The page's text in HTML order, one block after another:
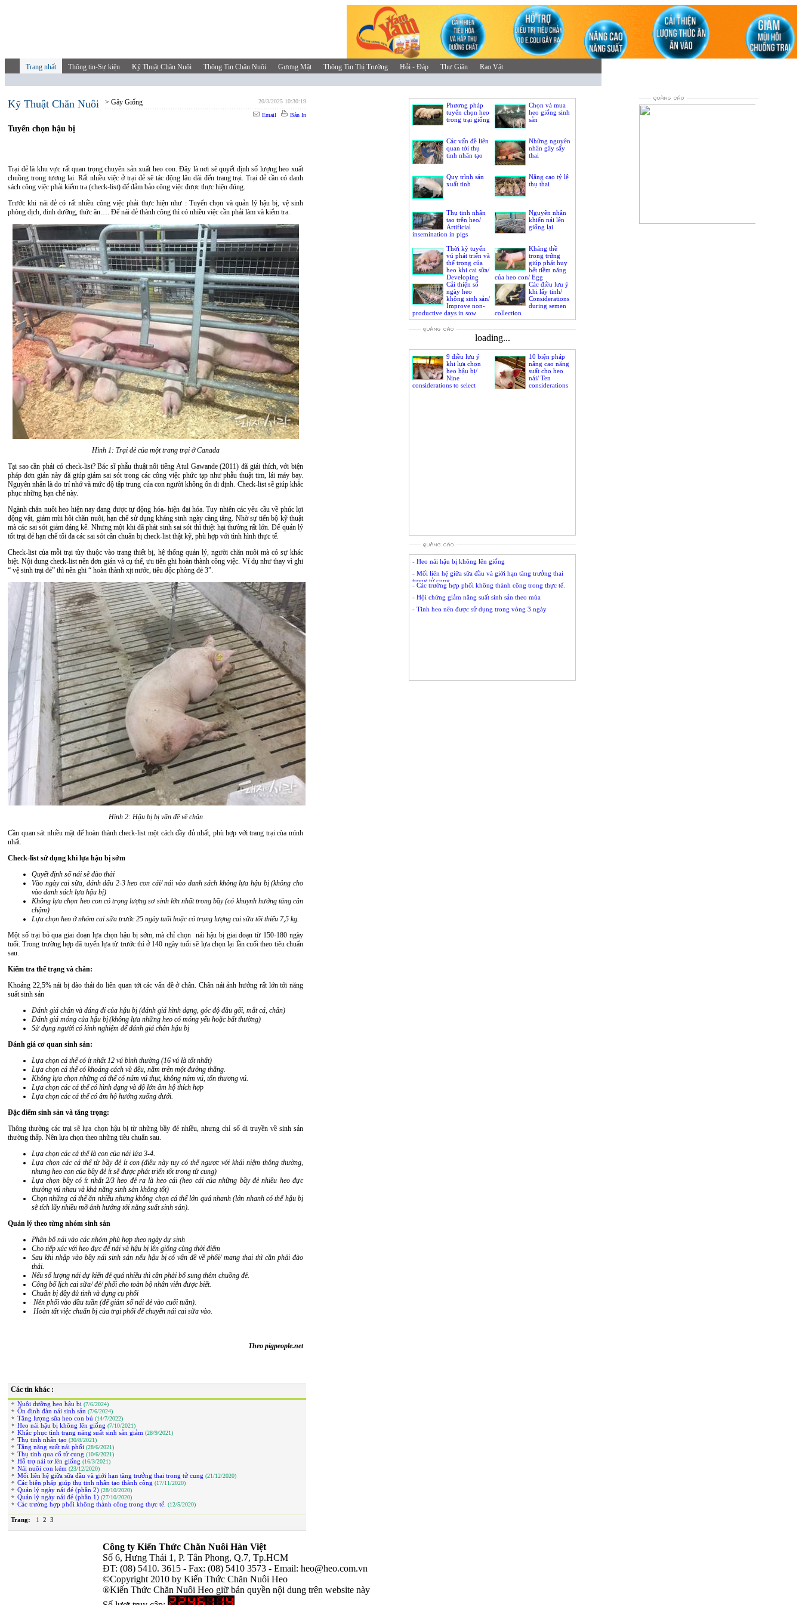
Trang nhất Thông tin-Sự kiện Kỹ Thuật Chăn Nuôi Thông Tin Chăn Nuôi Gương Mặt Thông Tin Thị Trường Hỏi - Đáp Thư Giãn Rao Vặt
Kỹ Thuật Chăn Nuôi > Gây Giống 20/3/2025 10:30:19
Email Bản In
Tuyển chọn hậu bị
Trại đẻ là khu vực rất quan trọng chuyên sản xuất heo con. Đây là nơi sẽ quyết định số lượng heo xuất
chuồng trong tương lai. Rất nhiều việc ở trại đẻ sẽ tác động lâu dài đến trang trại. Trại đẻ cần có danh
sách công việc phải kiểm tra (check-list) để đảm bảo công việc được thực hiện đúng.
Trước khi nái đẻ có rất nhiều công việc phải thực hiện như : Tuyển chọn và quản lý hậu bị, vệ sinh
phòng dịch, dinh dưỡng, thức ăn…. Để nái đẻ thành công thì có nhiều việc cần phải làm và kiểm tra.
Hình 1: Trại đẻ của một trang trại ở Canada
Tại sao cần phải có check-list? Bác sĩ phẫu thuật nổi tiếng Atul Gawande (2011) đã giải thích, với biện
pháp đơn giản này đã giúp giảm sai sót trong các công việc phức tạp như phẫu thuật tim, lái máy bay.
Nguyên nhân là do trí nhớ và mức độ tập trung của con người không ổn đi định. Check-list sẽ giúp khắc
phục những hạn chế này.
Ngành chăn nuôi heo hiện nay đang được tự động hóa- hiện đại hóa. Tuy nhiên các yêu cầu về phúc lợi
động vật, giảm mùi hôi chăn nuôi, hạn chế sử dụng kháng sinh ngày càng tăng. Nhờ sự tiến bộ kỹ thuật
mà các sai sót giảm đáng kể. Nhưng một khi đã phát sinh sai sót thì thiệt hại thường rất lớn. Để quản lý
tốt trại đẻ hạn chế tối đa các sai sót cần chuẩn bị check-list thật kỹ, phù hợp với tình hình thực tế.
Check-list của mỗi trại tùy thuộc vào trang thiết bị, hệ thống quản lý, người chăn nuôi mà có sự khác
biệt. Nội dung check-list nên đơn giản và cụ thể, ưu tiên ghi hoàn thành công việc. Ví dụ như thay vì ghi
“ vệ sinh trại đẻ” thì nên ghi “ hoàn thành xịt nước, tiêu độc phòng đẻ 3”.
Hình 2: Hậu bị bị vấn đề về chân
Cần quan sát nhiều mặt để hoàn thành check-list một cách đầy đủ nhất, phù hợp với trang trại cùa mình
nhất.
Check-list sử dụng khi lựa hậu bị sớm
Quyết định số nái sẽ đào thải
Vào ngày cai sữa, đánh dấu 2-3 heo con cái/ nái vào danh sách không lựa hậu bị (không cho
vào danh sách lựa hậu bị)
Không lựa chọn heo con có trọng lượng sơ sinh lớn nhất trong bầy (có khuynh hướng tăng cân
chậm)
Lựa chọn heo ở nhóm cai sữa trước 25 ngày tuổi hoặc có trọng lượng cai sữa tối thiểu 7,5 kg.
Một số trại bỏ qua giai đoạn lựa chọn hậu bị sớm, mà chỉ chọn nái hậu bị giai đoạn từ 150-180 ngày
tuổi. Trong trường hợp đã tuyển lựa từ trước thì ở 140 ngày tuổi sẽ lựa chọn lại lần cuối theo tiêu chuẩn
sau.
Kiểm tra thể trạng và chân:
Khoảng 22,5% nái bị đào thải do liên quan tới các vấn đề ở chân. Chân nái ảnh hưởng rất lớn tới năng
suất sinh sản
Đánh giá chân và dáng đi của hậu bị (đánh giá hình dạng, góc độ đầu gối, mắt cá, chân)
Đánh giá móng của hậu bị(không lựa những heo có móng yếu hoặc bất thường)
Sử dụng người có kinh nghiệm để đánh giá chân hậu bị
Đánh giá cơ quan sinh sản:
Lựa chọn cá thể có ít nhất 12 vú bình thường (16 vú là tốt nhất)
Lựa chọn cá thể có khoảng cách vù đều, nằm trên một đường thẳng.
Không lựa chọn những cá thể có núm vú thụt, không núm vú, tổn thương vú.
Lựa chọn các cá thể có hình dạng và độ lớn âm hộ thích hợp
Lựa chọn các cá thể có âm hộ hướng xuống dưới.
Đặc điểm sinh sản và tăng trọng:
Thông thường các trại sẽ lựa chọn hậu bị từ những bầy đẻ nhiều, nhưng chỉ số di truyền về sinh sản
thường thấp. Nên lựa chọn theo những tiêu chuẩn sau.
Lựa chọn các cá thể là con của nái lứa 3-4.
Lựa chọn các cá thể từ bầy đẻ ít con (điều này tuy có thể ngược với khái niệm thông thường,
nhưng heo con của bầy đẻ ít sẽ được phát triển tốt trong tử cung)
Lựa chọn bầy có ít nhất 2/3 heo đẻ ra là heo cái (heo cái của những bầy đẻ nhiều heo đực
thường vú nhau và khả năng sinh sản không tốt)
Chọn những cá thể ăn nhiều nhưng không chọn cá thể lớn quá nhanh (lớn nhanh có thể hậu bị
sẽ tích lũy nhiều mỡ ảnh hưởng tới năng suất sinh sản).
Quản lý theo từng nhóm sinh sản
Phân bổ nái vào các nhóm phù hợp theo ngày dự sinh
Cho tiếp xúc với heo đực để nái và hậu bị lên giống cùng thời điểm
Sau khi nhập vào bầy nái sinh sản nếu hậu bị có vấn đề về phối/ mang thai thì cần phải đào
thải.
Nếu số lượng nái dự kiến đẻ quá nhiều thì cần phải bổ sung thêm chuồng đẻ.
Công bố lịch cai sữa/ đẻ/ phối cho toàn bộ nhân viên được biết.
Chuẩn bị đầy đủ tinh và dụng cụ phối
Nên phối vào đầu tuần (để giảm số nái đẻ vào cuối tuần).
Hoàn tất việc chuẩn bị của trại phối để chuyển nái cai sữa vào.
Theo pigpeople.net
Các tin khác :
Nuôi dưỡng heo hậu bị (7/6/2024)
Ổn định đàn nái sinh sản (7/6/2024)
Tăng lượng sữa heo con bú (14/7/2022)
Heo nái hậu bị không lên giống (7/10/2021)
Khắc phục tình trạng năng suất sinh sản giảm (28/9/2021)
Thụ tinh nhân tạo (30/8/2021)
Tăng năng suất nái phối (28/6/2021)
Thụ tinh qua cổ tử cung (10/6/2021)
Hỗ trợ nái tơ lên giống (16/3/2021)
Nái nuôi con kém (23/12/2020)
Mối liên hệ giữa sữa đầu và giới hạn tăng trưởng thai trong tử cung (21/12/2020)
Các biện pháp giúp thụ tinh nhân tạo thành công (17/11/2020)
Quản lý ngày nái đẻ (phần 2) (28/10/2020)
Quản lý ngày nái đẻ (phần 1) (27/10/2020)
Các trường hợp phối không thành công trong thực tế. (12/5/2020)
Trang: 1 2 3
Chọn và mua
heo giống sinh
sản
Phương pháp
tuyển chọn heo
trong trại giống
Những nguyên
nhân gây sẩy
thai
Các vấn đề liên
quan tới thụ
tinh nhân tạo
Nâng cao tỷ lệ
thụ thai
Quy trình sản
xuất tinh
Nguyên nhân
khiến nái lên
giống lại
Thụ tinh nhân
tạo trên heo/
Artificial
insemination in pigs
Kháng thề
trong trứng
giúp phát huy
hết tiềm năng
của heo con/ Egg
immunoglobulin help piglet
achieve fully potential
Thời kỳ tuyến
vú phát triển và
thể trọng của
heo khi cai sữa/
Developing
phase of udder glands and
sow’s body weight at
weaning
Các điều lưu ý
khi lấy tinh/
Considerations
during semen
collection
Cải thiện số
ngày heo
không sinh sản/
Improve non-
productive days in sow
loading...
10 biện pháp
nâng cao năng
suất cho heo
nái/ Ten
considerations
9 điều lưu ý
khi lựa chọn
heo hậu bị/
Nine
considerations to select
- Heo nái hậu bị không lên giống
- Mối liên hệ giữa sữa đầu và giới hạn tăng trưởng thai
trong tử cung
- Các trường hợp phối không thành công trong thực tế.
- Hội chứng giảm năng suất sinh sản theo mùa
- Tinh heo nên được sử dụng trong vòng 3 ngày
Công ty Kiến Thức Chăn Nuôi Hàn Việt
Số 6, Hưng Thái 1, P. Tân Phong, Q.7, Tp.HCM
ĐT: (08) 5410. 3615 - Fax: (08) 5410 3573 - Email: heo@heo.com.vn
©Copyright 2010 by Kiến Thức Chăn Nuôi Heo
®Kiến Thức Chăn Nuôi Heo giữ bản quyền nội dung trên website này